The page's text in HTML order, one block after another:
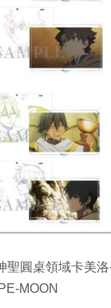
聖圓桌領域卡美
MOON